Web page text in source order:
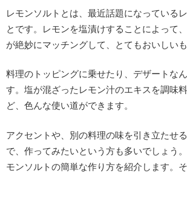
レモンソルトとは、最近話題になっている
とです。レモンを塩漬けすることによって
が絶妙にマッチングして、とてもおいしいも
料理のトッピングに乗せたり、デザートな
す。塩が混ざったレモン汁のエキスを調味
ど、色んな使い道ができます。
アクセントや、別の料理の味を引き立たせ
で、作ってみたいという方も多いでしょう
モンソルトの簡単な作り方を紹介します。